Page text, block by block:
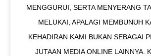
MENGGURUI, SERTA MENYERANG
MELUKAI, APALAGI MEMBUNUH
KEHADIRAN KAMI BUKAN SEBAGAI
JUTAAN MEDIA ONLINE LAINNYA.